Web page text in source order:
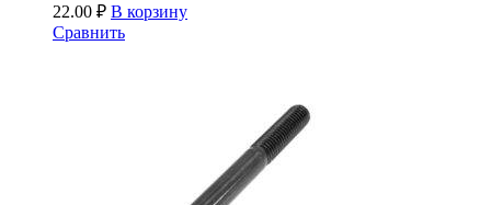
22.00 ₽ В корзину
Сравнить